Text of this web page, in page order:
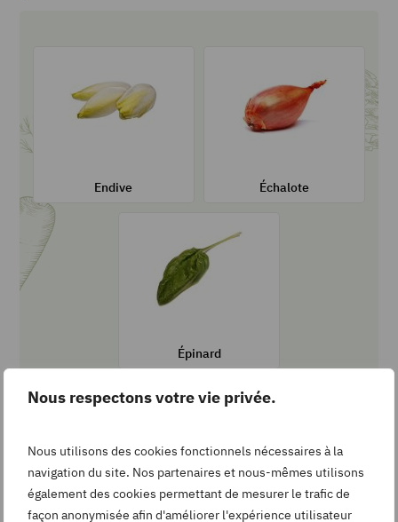
Nous respectons votre vie privée.
Nous utilisons des cookies fonctionnels nécessaires à la
navigation du site. Nos partenaires et nous-mêmes utilisons
également des cookies permettant de mesurer le trafic de
façon anonymisée afin d'améliorer l'expérience utilisateur
Endive
Endive
Échalote
Échalote
Épinard
Épinard
Découvrez les autres listes
Liste des fruits et légumes commençant par A
Liste des fruits et légumes commençant par B
Liste des fruits et légumes commençant par C
Liste des fruits et légumes commençant par D